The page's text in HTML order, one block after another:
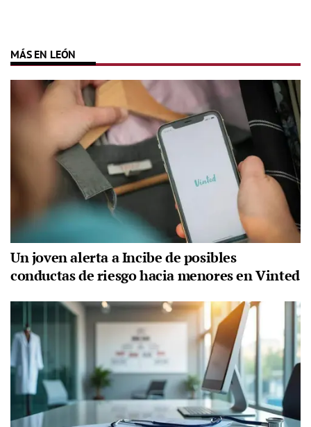
MÁS EN LEÓN
Un joven alerta a Incibe de posibles
conductas de riesgo hacia menores en Vinted